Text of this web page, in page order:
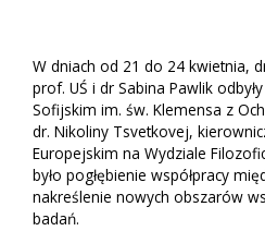
W dniach od 21 do 24 kwietnia,
prof. UŚ i dr Sabina Pawlik
Sofijskim im. św. Klemensa z
dr. Nikoliny Tsvetkovej,
Europejskim na Wydziale
było pogłębienie współpracy
nakreślenie nowych obszarów
badań.